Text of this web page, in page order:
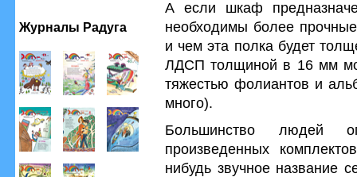
Журналы Радуга
А если шкаф
необходимы более
и чем эта полка будет
ЛДСП толщиной в 16 мм
тяжестью фолиантов и
много).
Большинство людей
произведенных
нибудь звучное название